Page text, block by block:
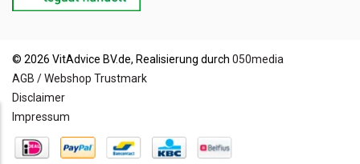
© 2026 VitAdvice BV.de, Realisierung durch 050media
AGB / Webshop Trustmark
Disclaimer
Impressum